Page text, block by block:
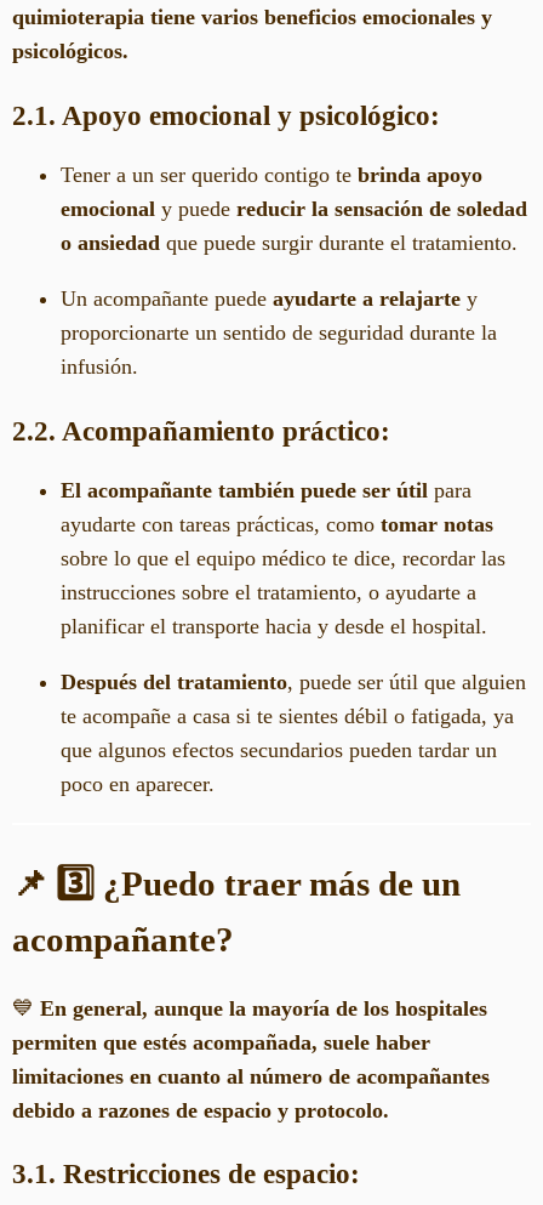
quimioterapia tiene varios beneficios emocionales y
psicológicos.
2.1. Apoyo emocional y psicológico:
Tener a un ser querido contigo te brinda apoyo
emocional y puede reducir la sensación de soledad
o ansiedad que puede surgir durante el tratamiento.
Un acompañante puede ayudarte a relajarte y
proporcionarte un sentido de seguridad durante la
infusión.
2.2. Acompañamiento práctico:
El acompañante también puede ser útil para
ayudarte con tareas prácticas, como tomar notas
sobre lo que el equipo médico te dice, recordar las
instrucciones sobre el tratamiento, o ayudarte a
planificar el transporte hacia y desde el hospital.
Después del tratamiento, puede ser útil que alguien
te acompañe a casa si te sientes débil o fatigada, ya
que algunos efectos secundarios pueden tardar un
poco en aparecer.
📌 3️⃣ ¿Puedo traer más de un
acompañante?
💙 En general, aunque la mayoría de los hospitales
permiten que estés acompañada, suele haber
limitaciones en cuanto al número de acompañantes
debido a razones de espacio y protocolo.
3.1. Restricciones de espacio: